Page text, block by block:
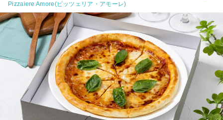
Pizzaiere Amore(ピッツェリア・アモーレ)